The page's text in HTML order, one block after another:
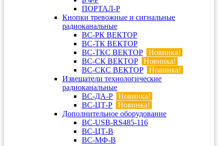
ПОРТАЛ-Р
Кнопки тревожные и сигнальные
радиоканальные
ВС-РК ВЕКТОР
ВС-ТК ВЕКТОР
ВС-ТКС ВЕКТОР
Новинка!
ВС-СК ВЕКТОР
Новинка!
ВС-СКС ВЕКТОР
Новинка!
Извещатели технологические
радиоканальные
ВС-ДА-Р
Новинка!
ВС-ЦТ-Р
Новинка!
Дополнительное оборудование
ВС-USB-RS485-116
ВС-ЦТ-В
ВС-МФ-В